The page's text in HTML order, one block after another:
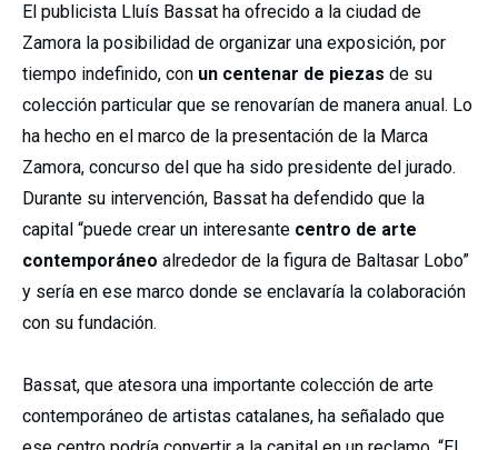
El publicista Lluís Bassat ha ofrecido a la ciudad de
Zamora la posibilidad de organizar una exposición, por
tiempo indefinido, con un centenar de piezas de su
colección particular que se renovarían de manera anual. Lo
ha hecho en el marco de la presentación de la Marca
Zamora, concurso del que ha sido presidente del jurado.
Durante su intervención, Bassat ha defendido que la
capital “puede crear un interesante centro de arte
contemporáneo alrededor de la figura de Baltasar Lobo”
y sería en ese marco donde se enclavaría la colaboración
con su fundación.
Bassat, que atesora una importante colección de arte
contemporáneo de artistas catalanes, ha señalado que